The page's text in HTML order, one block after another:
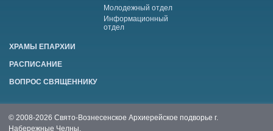
Молодежный отдел
Информационный
отдел
ХРАМЫ ЕПАРХИИ
РАСПИСАНИЕ
ВОПРОС СВЯЩЕННИКУ
© 2008-2026 Свято-Вознесенское Архиерейское подворье г.
Набережные Челны.